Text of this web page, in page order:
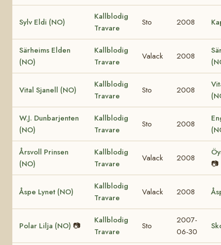
Sylv Eldi (NO)
Kallblodig
Travare
Sto 2008
Särheims Elden
(NO)
Kallblodig
Travare
Valack 2008
Vital Sjanell (NO)
Kallblodig
Travare
Sto 2008
W.J. Dunbarjenten
(NO)
Kallblodig
Travare
Sto 2008
Årsvoll Prinsen
(NO)
Kallblodig
Travare
Valack 2008
📷
Åspe Lynet (NO)
Kallblodig
Travare
Valack 2008
Polar Lilja (NO) 📷
Kallblodig
Travare
Sto
2007-
06-30